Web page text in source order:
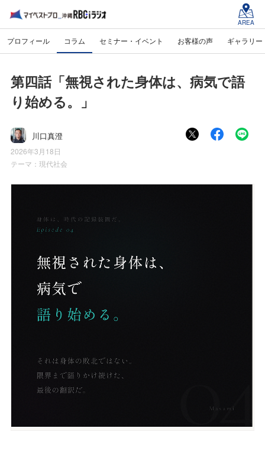
AREA
プロフィール コラム セミナー・イベント お客様の声 ギャラリー
第四話「無視された身体は、病気で語
り始める。」
川口真澄
2026年3月18日
テーマ： 現代社会